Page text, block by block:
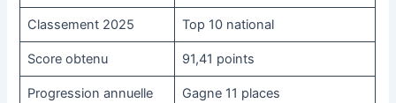
Classement 2025 Top 10 national
Score obtenu 91,41 points
Progression annuelle Gagne 11 places